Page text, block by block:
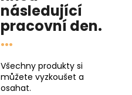
následující
pracovní den.
...
Všechny produkty si
můžete vyzkoušet a
osahat.